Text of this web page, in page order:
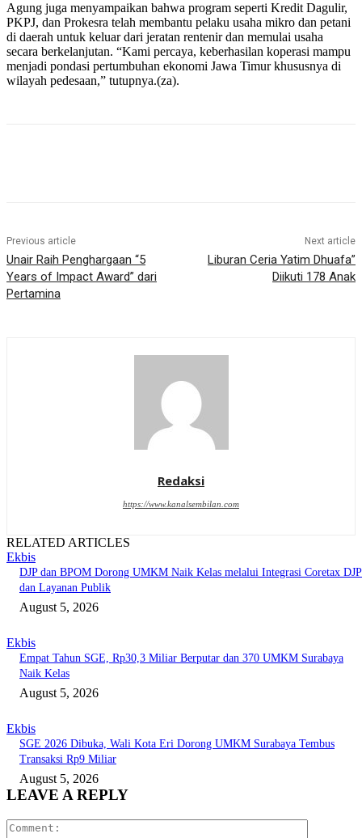
Agung juga menyampaikan bahwa program seperti Kredit Dagulir,
PKPJ, dan Prokesra telah membantu pelaku usaha mikro dan petani
di daerah untuk keluar dari jeratan rentenir dan memulai usaha
secara berkelanjutan. “Kami percaya, keberhasilan koperasi mampu
menjadi pondasi pertumbuhan ekonomi Jawa Timur khususnya di
wilayah pedesaan,” tutupnya.(za).
Previous article
Unair Raih Penghargaan “5
Years of Impact Award” dari
Pertamina
Next article
Liburan Ceria Yatim Dhuafa”
Diikuti 178 Anak
Redaksi
https://www.kanalsembilan.com
RELATED ARTICLES
Ekbis
DJP dan BPOM Dorong UMKM Naik Kelas melalui Integrasi Coretax DJP
dan Layanan Publik
August 5, 2026
Ekbis
Empat Tahun SGE, Rp30,3 Miliar Berputar dan 370 UMKM Surabaya
Naik Kelas
August 5, 2026
Ekbis
SGE 2026 Dibuka, Wali Kota Eri Dorong UMKM Surabaya Tembus
Transaksi Rp9 Miliar
August 5, 2026
LEAVE A REPLY